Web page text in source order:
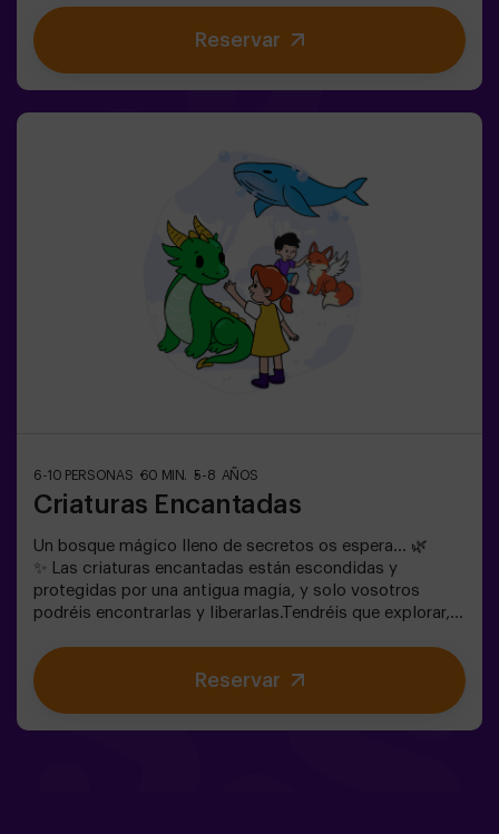
compañero os libere. ❄️La clave está en moverse rápido,
coordinarse y saber cuándo atacar o defender.Aquí no
solo se trata de correr, sino de jugar en equipo y tomar
Reservar
6-10 PERSONAS 60 MIN. 5-8 AÑOS
Criaturas Encantadas
Un bosque mágico lleno de secretos os espera… 🌿
✨ Las criaturas encantadas están escondidas y
protegidas por una antigua magia, y solo vosotros
podréis encontrarlas y liberarlas.Tendréis que explorar,
esconden y cómo romper los hechizos que las
mantienen atrapadas. Cada criatura es única y os
pondrá a prueba de una forma diferente.Aquí no se trata
Reservar